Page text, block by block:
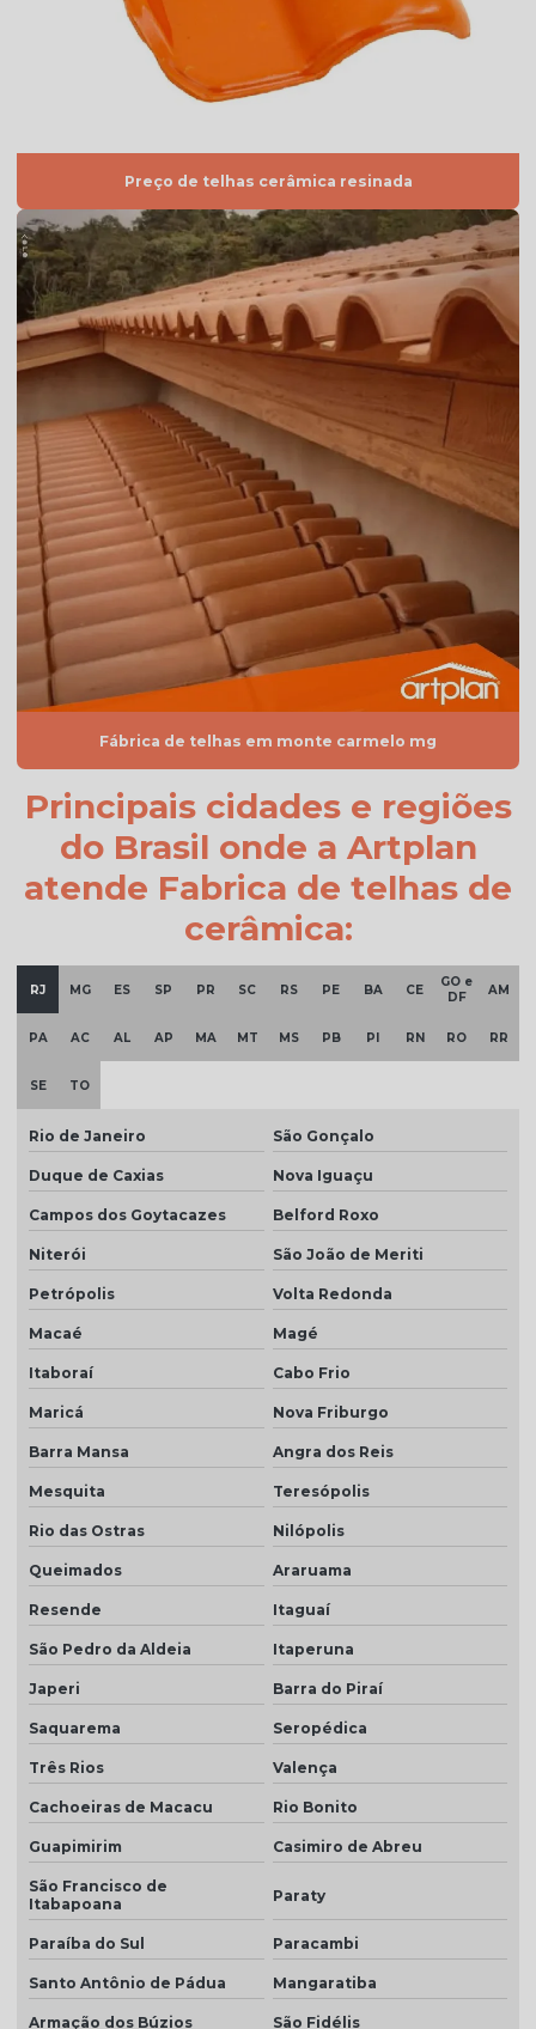
Telha americana valor
Telha de barro preço m2
Telha de barro quadrada
Telha de barro romana
Telha branca
Telha branca americana
Telha branca colonial
Telha branca esmaltada
Telha branca preço
Telha branca resinada
Telha caramelo
Telha celote preço
Telha de cimento cinza preço
Telha de cimento hidrofugada
Telha de cimento resinada
Telha cinza
Telha cinza claro
Telha cinza grafite
Telha cinza pérola
Telha cinza preço
Telha colonial bege preço
Telha colonial esmaltada
Telha colonial esmaltada branca
Telha colonial esmaltada preço
Telha colonial marfim
Telha colonial natural
Telha colonial resinada
Telha colonial resinada preço
Telha colonial resinada valor
Telha de concreto cinza
Telha concreto cinza perola
Telha concreto colorida
Telha de concreto pintada
Telha de concreto preço
Telha de concreto preço m2
Preço de telhas cerâmica resinada
Fábrica de telhas em monte carmelo mg
Principais cidades e regiões
do Brasil onde a Artplan
atende Fabrica de telhas de
cerâmica:
RJ MG ES SP PR SC RS PE BA CE
GO e
DF
AM
PA AC AL AP MA MT MS PB PI RN RO RR
SE TO
Rio de Janeiro São Gonçalo
Duque de Caxias Nova Iguaçu
Campos dos Goytacazes Belford Roxo
Niterói São João de Meriti
Petrópolis Volta Redonda
Macaé Magé
Itaboraí Cabo Frio
Maricá Nova Friburgo
Barra Mansa Angra dos Reis
Mesquita Teresópolis
Rio das Ostras Nilópolis
Queimados Araruama
Resende Itaguaí
São Pedro da Aldeia Itaperuna
Japeri Barra do Piraí
Saquarema Seropédica
Três Rios Valença
Cachoeiras de Macacu Rio Bonito
Guapimirim Casimiro de Abreu
São Francisco de
Itabapoana
Paraty
Paraíba do Sul Paracambi
Santo Antônio de Pádua Mangaratiba
Armação dos Búzios São Fidélis